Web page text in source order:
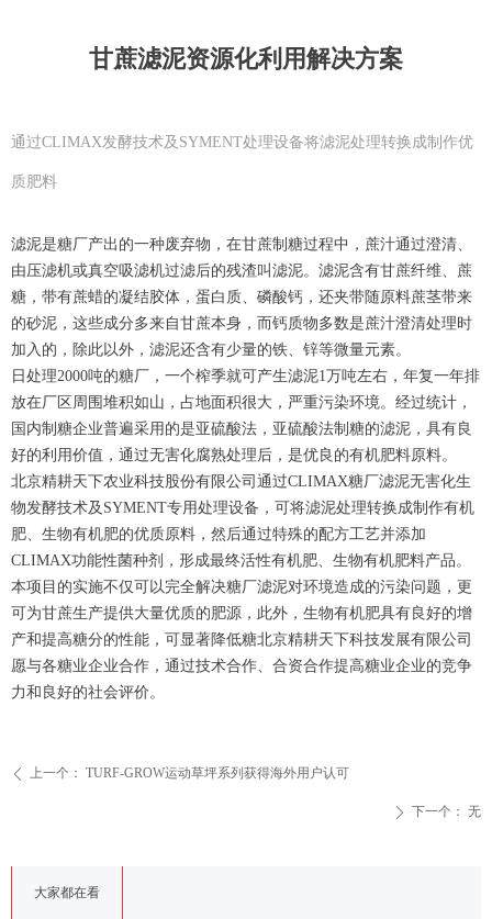
甘蔗滤泥资源化利用解决方案
通过CLIMAX发酵技术及SYMENT处理设备将滤泥处理转换成制作优
质肥料
大家都在看
ꄴ 上一个： TURF-GROW运动草坪系列获得海外用户认可
ꄲ 下一个： 无
滤泥是糖厂产出的一种废弃物，在甘蔗制糖过程中，蔗汁通过澄清、
由压滤机或真空吸滤机过滤后的残渣叫滤泥。滤泥含有甘蔗纤维、蔗
糖，带有蔗蜡的凝结胶体，蛋白质、磷酸钙，还夹带随原料蔗茎带来
的砂泥，这些成分多来自甘蔗本身，而钙质物多数是蔗汁澄清处理时
加入的，除此以外，滤泥还含有少量的铁、锌等微量元素。
日处理2000吨的糖厂，一个榨季就可产生滤泥1万吨左右，年复一年排
放在厂区周围堆积如山，占地面积很大，严重污染环境。经过统计，
国内制糖企业普遍采用的是亚硫酸法，亚硫酸法制糖的滤泥，具有良
好的利用价值，通过无害化腐熟处理后，是优良的有机肥料原料。
北京精耕天下农业科技股份有限公司通过CLIMAX糖厂滤泥无害化生
物发酵技术及SYMENT专用处理设备，可将滤泥处理转换成制作有机
肥、生物有机肥的优质原料，然后通过特殊的配方工艺并添加
CLIMAX功能性菌种剂，形成最终活性有机肥、生物有机肥料产品。
本项目的实施不仅可以完全解决糖厂滤泥对环境造成的污染问题，更
可为甘蔗生产提供大量优质的肥源，此外，生物有机肥具有良好的增
产和提高糖分的性能，可显著降低糖北京精耕天下科技发展有限公司
愿与各糖业企业合作，通过技术合作、合资合作提高糖业企业的竞争
力和良好的社会评价。